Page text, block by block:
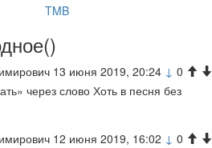
TMB
)
13 июня 2019, 20:24 ↓ 0
через слово Хоть в песня без
12 июня 2019, 16:02 ↓ 0